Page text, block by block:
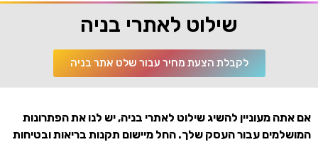
שילוט לאתרי בניה
לקבלת הצעת מחיר עבור שלט אתר בניה
אם אתה מעוניין להשיג שילוט לאתרי בניה, יש לנו את הפתרונות
המושלמים עבור העסק שלך. החל מיישום תקנות בריאות ובטיחות